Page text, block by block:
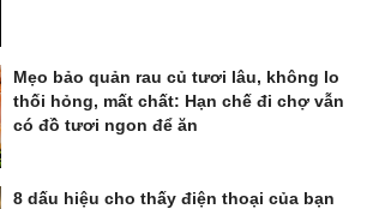
Mẹo bảo quản rau củ tươi lâu, không lo
thối hỏng, mất chất: Hạn chế đi chợ vẫn
có đồ tươi ngon để ăn
8 dấu hiệu cho thấy điện thoại của bạn